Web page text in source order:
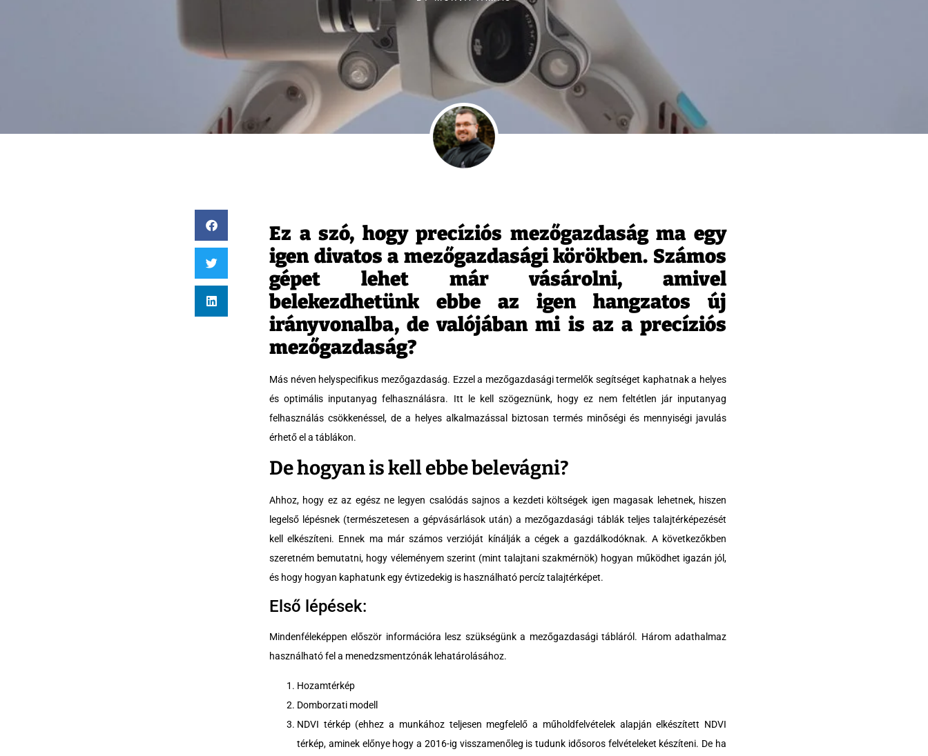
Ez a szó, hogy precíziós mezőgazdaság ma egy
igen divatos a mezőgazdasági körökben. Számos
gépet lehet már vásárolni, amivel
belekezdhetünk ebbe az igen hangzatos új
irányvonalba, de valójában mi is az a precíziós
mezőgazdaság?
Más néven helyspecifikus mezőgazdaság. Ezzel a mezőgazdasági termelők segítséget kaphatnak a helyes
és optimális inputanyag felhasználásra. Itt le kell szögeznünk, hogy ez nem feltétlen jár inputanyag
felhasználás csökkenéssel, de a helyes alkalmazással biztosan termés minőségi és mennyiségi javulás
érhető el a táblákon.
De hogyan is kell ebbe belevágni?
Ahhoz, hogy ez az egész ne legyen csalódás sajnos a kezdeti költségek igen magasak lehetnek, hiszen
legelső lépésnek (természetesen a gépvásárlások után) a mezőgazdasági táblák teljes talajtérképezését
kell elkészíteni. Ennek ma már számos verzióját kínálják a cégek a gazdálkodóknak. A következőkben
szeretném bemutatni, hogy véleményem szerint (mint talajtani szakmérnök) hogyan működhet igazán jól,
és hogy hogyan kaphatunk egy évtizedekig is használható percíz talajtérképet.
Első lépések:
Mindenféleképpen először információra lesz szükségünk a mezőgazdasági tábláról. Három adathalmaz
használható fel a menedzsmentzónák lehatárolásához.
Hozamtérkép
Domborzati modell
NDVI térkép (ehhez a munkához teljesen megfelelő a műholdfelvételek alapján elkészített NDVI
térkép, aminek előnye hogy a 2016-ig visszamenőleg is tudunk idősoros felvételeket készíteni. De ha